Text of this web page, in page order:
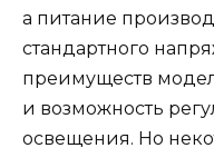
а питание
стандартного
преимуществ
и возможность
освещения. Но